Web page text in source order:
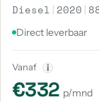
Diesel | 2020 |
Direct leverbaar
Vanaf i
€332 p/mnd